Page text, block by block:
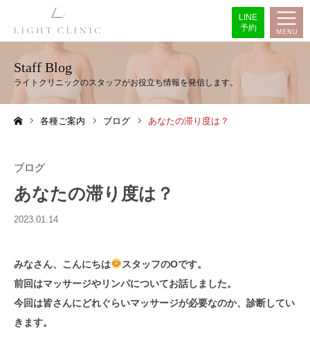
LINE
予約
Staff Blog
各種ご案内 ブログ あなたの滞り度は？
ブログ
あなたの滞り度は？
2023.01.14
みなさん、こんにちは
スタッフのOです。
前回はマッサージやリンパについてお話しました。
今回は皆さんにどれぐらいマッサージが必要なのか、診断してい
きます。